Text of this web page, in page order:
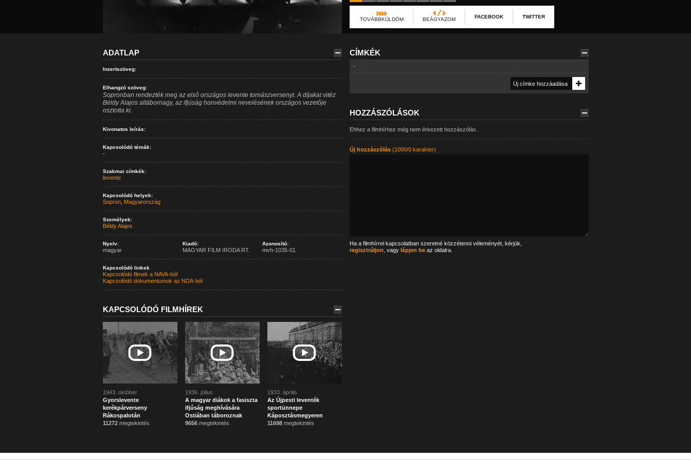
TOVÁBBKÜLDÖM BEÁGYAZOM FACEBOOK TWITTER
ADATLAP
Inzertszöveg:
Elhangzó szöveg:
Sopronban rendezték meg az első országos levente tornászversenyt. A díjakat vitéz
Béldy Alajos altábornagy, az ifjúság honvédelmi nevelésének országos vezetője
osztotta ki.
Kivonatos leírás:
Kapcsolódó témák:
-
Szakmai címkék:
levente
Kapcsolódó helyek:
Sopron, Magyarország
Személyek:
Béldy Alajos
Nyelv:
magyar
Kiadó:
MAGYAR FILM IRODA RT.
Azonosító:
mvh-1035-01
Kapcsolódó linkek
Kapcsolódó filmek a NAVA-ból
Kapcsolódó dokumentumok az NDA-ból
KAPCSOLÓDÓ FILMHÍREK
1943. október
Gyorslevente
kerékpárverseny
Rákospalotán
11272megtekintés
1936. július
A magyar diákok a fasiszta
ifjúság meghívására
Ostiában táboroznak
9656megtekintés
1933. április
Az Újpesti leventék
sportünnepe
Káposztásmegyeren
11698megtekintés
CÍMKÉK
-
HOZZÁSZÓLÁSOK
Ehhez a filmhírhez még nem érkezett hozzászólás.
Új hozzászólás(1000/0 karakter)
Ha a filmhírrel kapcsolatban szeretné közzétenni véleményét, kérjük,
regisztráljon , vagy lépjen beaz oldalra.